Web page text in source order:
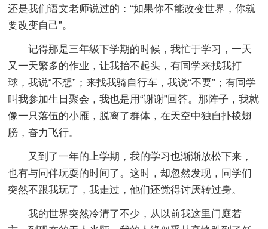
还是我们语文老师说过的：“如果你不能改变世界，你就
要改变自己”。
记得那是三年级下学期的时候，我忙于学习，一天
又一天繁多的作业，让我抬不起头，有同学来找我打
球，我说“不想”；来找我骑自行车，我说“不要”；有同学
叫我参加生日聚会，我也是用“谢谢”回答。那阵子，我就
像一只落伍的小雁，脱离了群体，在天空中独自扑棱翅
膀，奋力飞行。
又到了一年的上学期，我的学习也渐渐放松下来，
也有与同伴玩耍的时间了。这时，却忽然发现，同学们
突然不跟我玩了，我走过，他们还觉得讨厌转过身。
我的世界突然冷清了不少，从以前我这里门庭若